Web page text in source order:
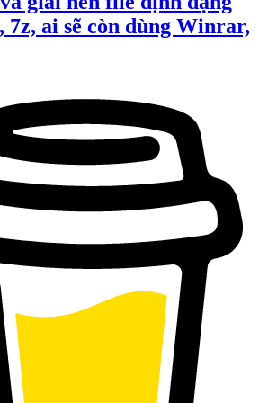
7z, ai sẽ còn dùng Winrar,